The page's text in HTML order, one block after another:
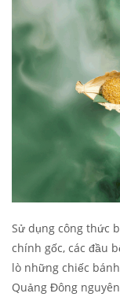
Sử dụng công thức
chính gốc, các đầu
lò những chiếc
Quảng Đông